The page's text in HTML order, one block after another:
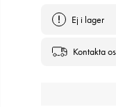
Ej i lager
Kontakta